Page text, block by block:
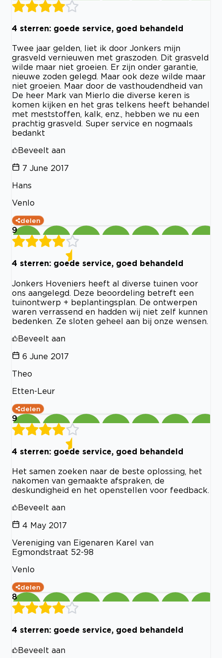
4 sterren: goede service, goed behandeld
Twee jaar gelden, liet ik door Jonkers mijn
grasveld vernieuwen met graszoden. Dit grasveld
wilde maar niet groeien. Er zijn onder garantie,
nieuwe zoden gelegd. Maar ook deze wilde maar
niet groeien. Maar door de vasthoudendheid van
De heer Mark van Mierlo die diverse keren is
komen kijken en het gras telkens heeft behandel
met meststoffen, kalk, enz., hebben we nu een
prachtig grasveld. Super service en nogmaals
bedankt
Beveelt aan
7 June 2017
Hans
Venlo
delen
9
4 sterren: goede service, goed behandeld
Jonkers Hoveniers heeft al diverse tuinen voor
ons aangelegd. Deze beoordeling betreft een
tuinontwerp + beplantingsplan. De ontwerpen
waren verrassend en hadden wij niet zelf kunnen
bedenken. Ze sloten geheel aan bij onze wensen.
Beveelt aan
6 June 2017
Theo
Etten-Leur
delen
9
4 sterren: goede service, goed behandeld
Het samen zoeken naar de beste oplossing, het
nakomen van gemaakte afspraken, de
deskundigheid en het openstellen voor feedback.
Beveelt aan
4 May 2017
Vereniging van Eigenaren Karel van
Egmondstraat 52-98
Venlo
delen
8
4 sterren: goede service, goed behandeld
Beveelt aan